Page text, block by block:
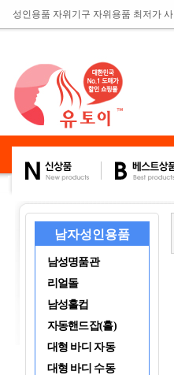
성인용품 자위기구 자위용품 최저가
남자성인용품
남성명품관
리얼돌
남성홀컵
자동핸드잡(홀)
대형 바디 자동
대형 바디 수동